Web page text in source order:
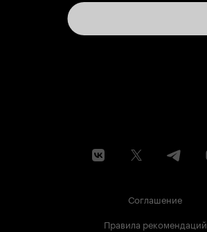
Соглашение
Правила рекомендаций